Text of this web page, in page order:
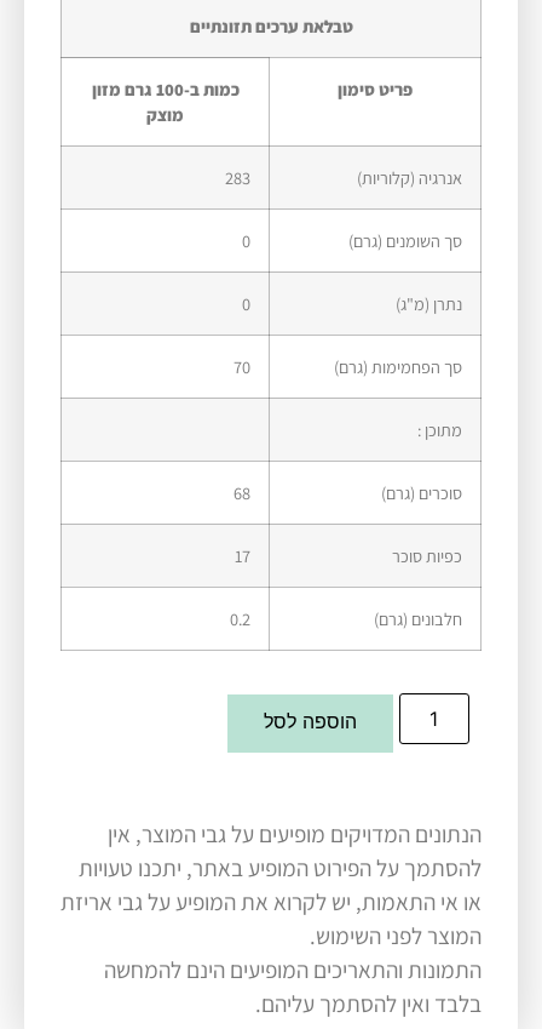
טבלאת ערכים תזונתיים
פריט סימון​
כמות ב-100 גרם מזון
מוצק
אנרגיה (קלוריות) 283
סך השומנים (גרם) 0
נתרן (מ"ג) 0
סך הפחמימות (גרם) 70
מתוכן :
סוכרים (גרם) 68
כפיות סוכר 17
חלבונים (גרם) 0.2
הוספה לסל
הנתונים המדויקים מופיעים על גבי המוצר, אין
להסתמך על הפירוט המופיע באתר, יתכנו טעויות
או אי התאמות, יש לקרוא את המופיע על גבי אריזת
המוצר לפני השימוש.
התמונות והתאריכים המופיעים הינם להמחשה
בלבד ואין להסתמך עליהם.